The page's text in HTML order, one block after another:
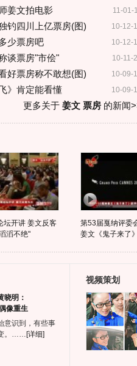
11-01-
姜文拍电影
10-12-
钓四川上亿票房(图)
10-12-
少票房吧
10-11-
谈票房"市侩"
10-09-
好票房称不敢想(图)
10-09-
》肯定能看懂
更多关于 姜文 票房的新闻
坛开讲 姜文反客
滔不绝"
第53届戛纳评委
姜文《鬼子来了
晓明：
像重生
意识到，有些事
。…… [详细]
视频策划